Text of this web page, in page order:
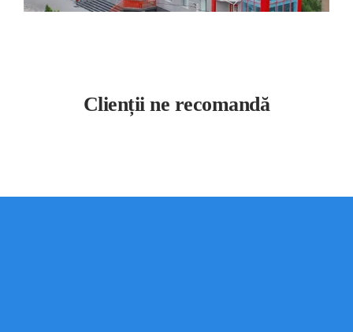
Clienții ne recomandă